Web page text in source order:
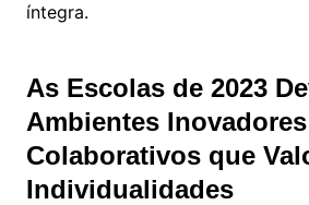
íntegra.
As Escolas de 2023
Ambientes
Colaborativos que
Individualidades